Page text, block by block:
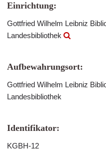
Einrichtung:
Gottfried Wilhelm Leibniz
Landesbibliothek
Aufbewahrungsort:
Gottfried Wilhelm Leibniz
Landesbibliothek
Identifikator:
KGBH-12